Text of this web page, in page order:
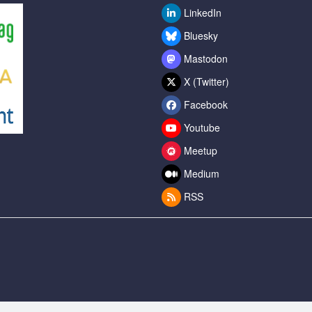
LinkedIn
Bluesky
Mastodon
X (Twitter)
Facebook
Youtube
Meetup
Medium
RSS